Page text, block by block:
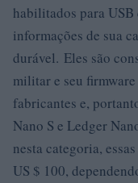
habilitados para
informações de sua
durável. Eles são
militar e seu
fabricantes e,
Nano S e Ledger
nesta categoria,
US $ 100,